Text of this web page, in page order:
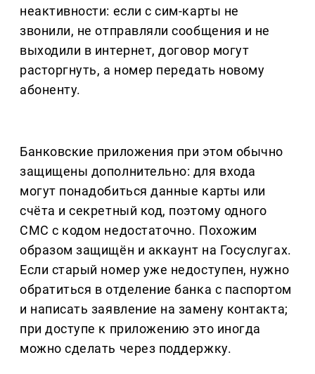
неактивности: если с сим-карты не
звонили, не отправляли сообщения и не
выходили в интернет, договор могут
расторгнуть, а номер передать новому
абоненту.
Банковские приложения при этом обычно
защищены дополнительно: для входа
могут понадобиться данные карты или
счёта и секретный код, поэтому одного
СМС с кодом недостаточно. Похожим
образом защищён и аккаунт на Госуслугах.
Если старый номер уже недоступен, нужно
обратиться в отделение банка с паспортом
и написать заявление на замену контакта;
при доступе к приложению это иногда
можно сделать через поддержку.